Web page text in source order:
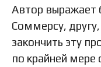
Автор выражает
Соммерсу,
закончить эту
по крайней